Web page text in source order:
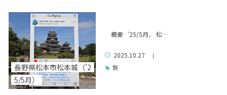
長野県松本市松本城（’2
5/5月）
概要 ’25/5月、 松…
2025.10.27 |
旅